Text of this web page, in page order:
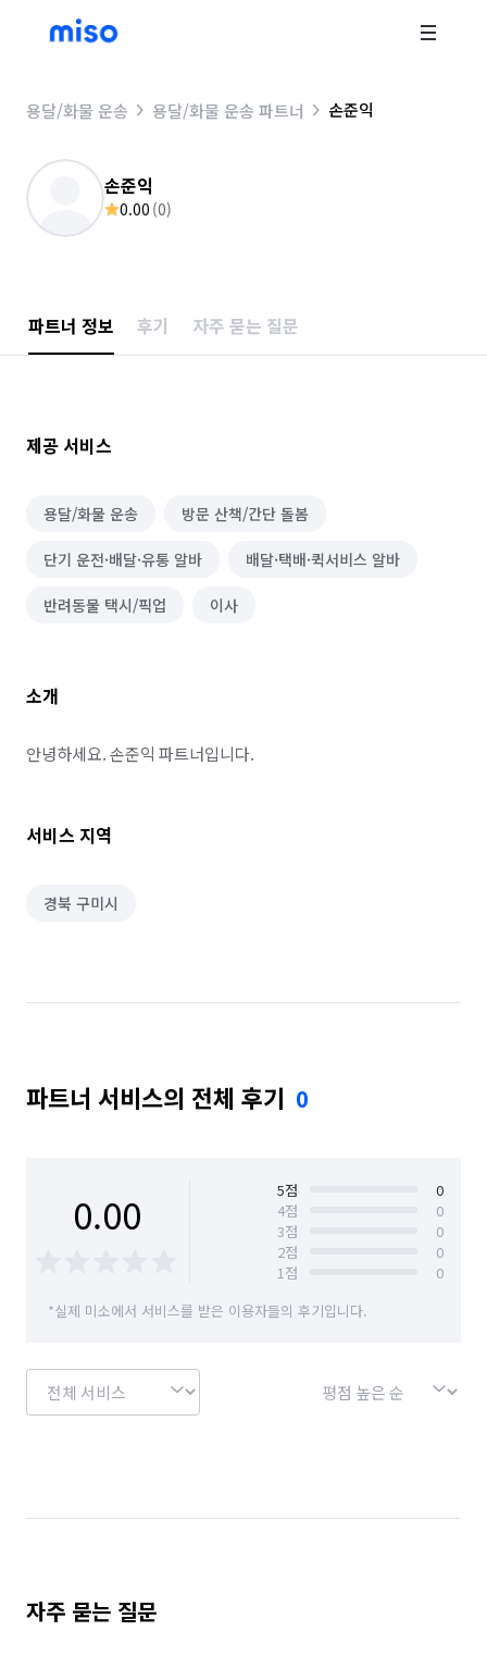
용달/화물 운송 용달/화물 운송 파트너 손준익
손준익
0.00 (0)
파트너 정보 후기 자주 묻는 질문
제공 서비스
용달/화물 운송 방문 산책/간단 돌봄
단기 운전·배달·유통 알바 배달·택배·퀵서비스 알바
반려동물 택시/픽업 이사
소개
안녕하세요. 손준익 파트너입니다.
서비스 지역
경북 구미시
파트너 서비스의 전체 후기 0
0.00 5점
0
4점
0
3점
0
2점
0
1점
0
*실제 미소에서 서비스를 받은 이용자들의 후기입니다.
자주 묻는 질문